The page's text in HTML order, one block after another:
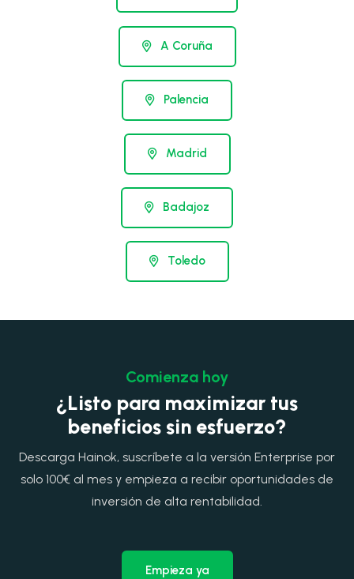
A Coruña
Palencia
Madrid
Badajoz
Toledo
Comienza hoy
¿Listo para maximizar tus
beneficios sin esfuerzo?
Descarga Hainok, suscríbete a la versión Enterprise por
solo 100€ al mes y empieza a recibir oportunidades de
inversión de alta rentabilidad.
Empieza ya